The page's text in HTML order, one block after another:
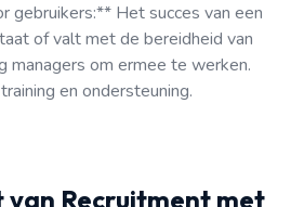
gebruikers:** Het succes van een
of valt met de bereidheid van
managers om ermee te werken.
en ondersteuning.
van Recruitment met